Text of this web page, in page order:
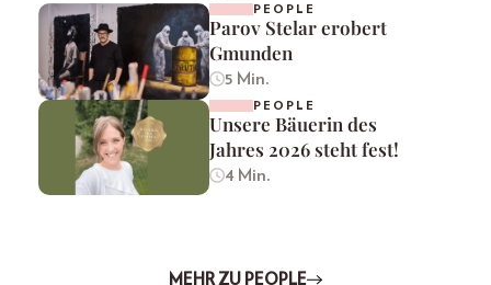
PEOPLE
Parov Stelar erobert
Gmunden
5 Min.
PEOPLE
Unsere Bäuerin des
Jahres 2026 steht fest!
4 Min.
MEHR ZU PEOPLE